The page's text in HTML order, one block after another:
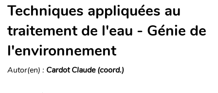
Techniques appliquées au
traitement de l'eau - Génie de
l'environnement
Autor(en) : Cardot Claude (coord.)